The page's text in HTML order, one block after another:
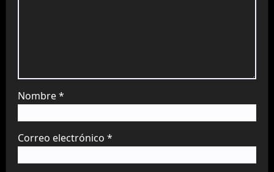
Nombre*
Correo electrónico *